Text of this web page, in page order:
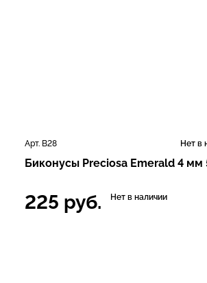
Арт. В28 Нет в
Биконусы Preciosa Emerald 4 мм
225 руб. Нет в наличии